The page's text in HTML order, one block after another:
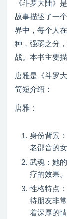
《斗罗大陆》
故事描述了一
界中，每个人
种，强弱之分
战。本书主要
唐雅是《斗罗
简短介绍：
唐雅：
身份背景
老邵音的女
武魂：她
疗的效果。
性格特点
待朋友非
着深厚的情